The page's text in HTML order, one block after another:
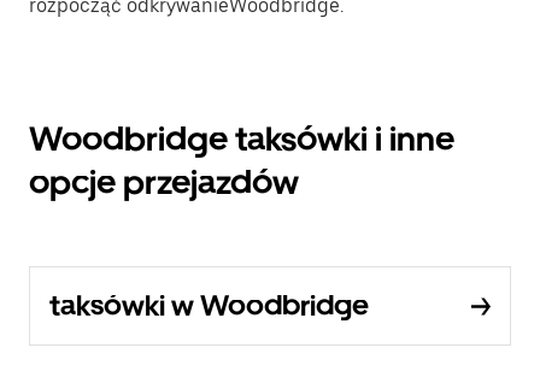
rozpocząć odkrywanieWoodbridge.
Woodbridge taksówki i inne
opcje przejazdów
taksówki w Woodbridge